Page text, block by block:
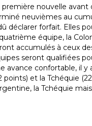
première nouvelle
neuvièmes au
déclarer forfait. Elles
quatrième équipe, la
accumulés à ceux
seront qualifiées
avance confortable, il y
points) et la Tchéquie
la Tchéquie